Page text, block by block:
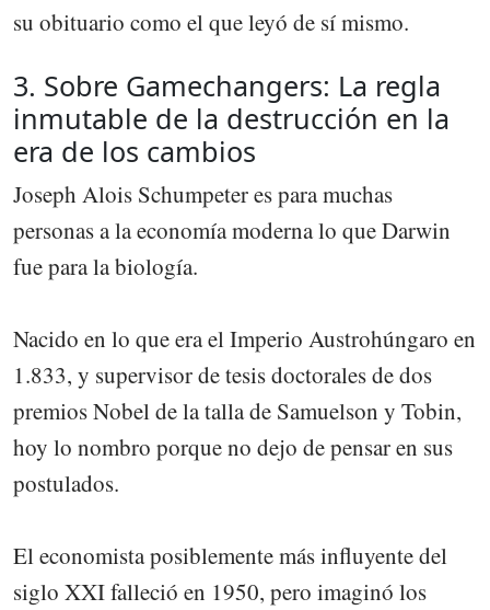
su obituario como el que leyó de sí mismo.
3. Sobre Gamechangers: La regla
inmutable de la destrucción en la
era de los cambios
Joseph Alois Schumpeter es para muchas
personas a la economía moderna lo que Darwin
fue para la biología.
Nacido en lo que era el Imperio Austrohúngaro en
1.833, y supervisor de tesis doctorales de dos
premios Nobel de la talla de Samuelson y Tobin,
hoy lo nombro porque no dejo de pensar en sus
postulados.
El economista posiblemente más influyente del
siglo XXI falleció en 1950, pero imaginó los